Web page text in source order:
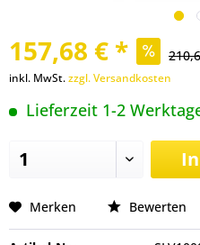
157,68 € *
inkl. MwSt.zzgl. Versandkosten
Lieferzeit 1-2
Merken Bewerten